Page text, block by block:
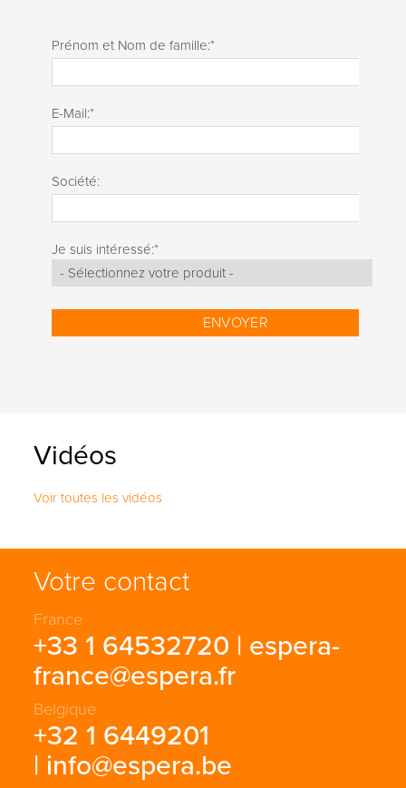
Prénom et Nom de famille:*
E-Mail:*
Société:
Je suis intéressé:*
Vidéos
Voir toutes les vidéos
Votre contact
France
+33 1 64532720 | espera-
france@espera.fr
Belgique
+32 1 6449201
| info@espera.be